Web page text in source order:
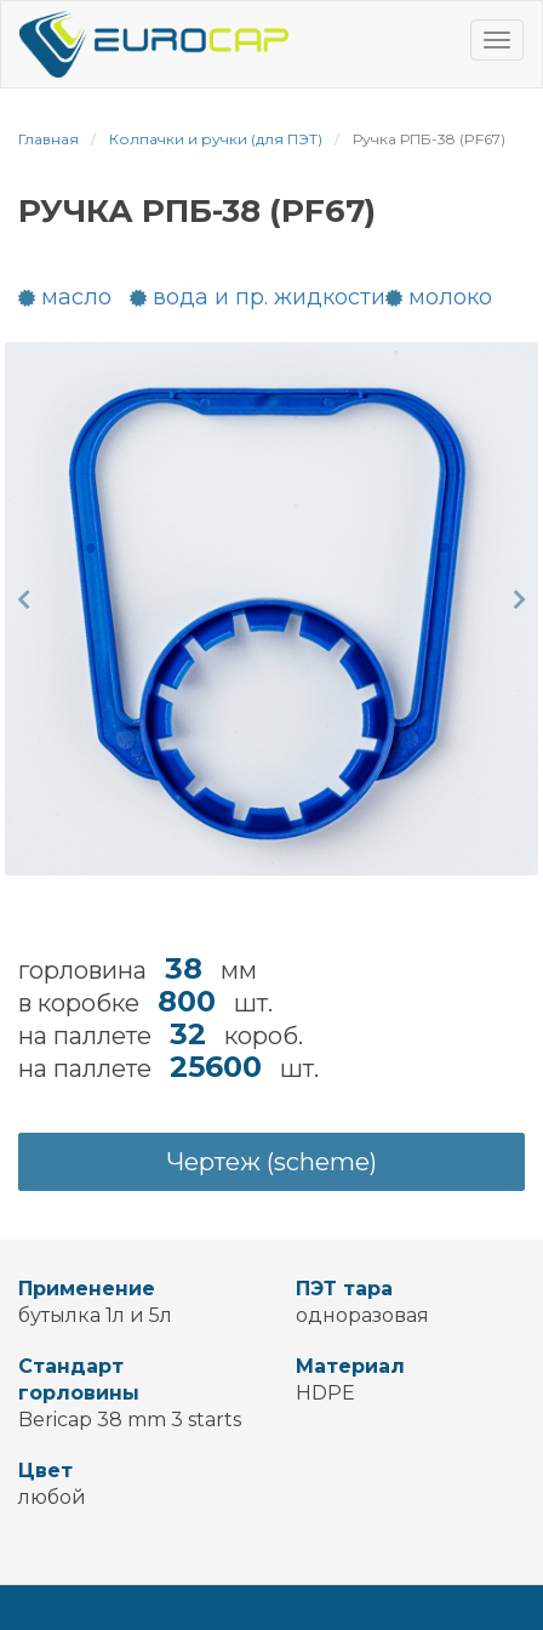
Перейти
основному
Главная Колпачки и ручки (для ПЭТ) Ручка РПБ-38 (PF67)
РУЧКА РПБ-38 (PF67)
масло вода и пр. жидкости молоко
горловина 38
мм
в коробке
800
шт.
на паллете
32
короб.
на паллете
25600 шт.
Чертеж (scheme)
Применение
бутылка 1л и 5л
ПЭТ тара
одноразовая
Стандарт
горловины
Bericap 38 mm 3 starts
Материал
HDPE
Цвет
любой